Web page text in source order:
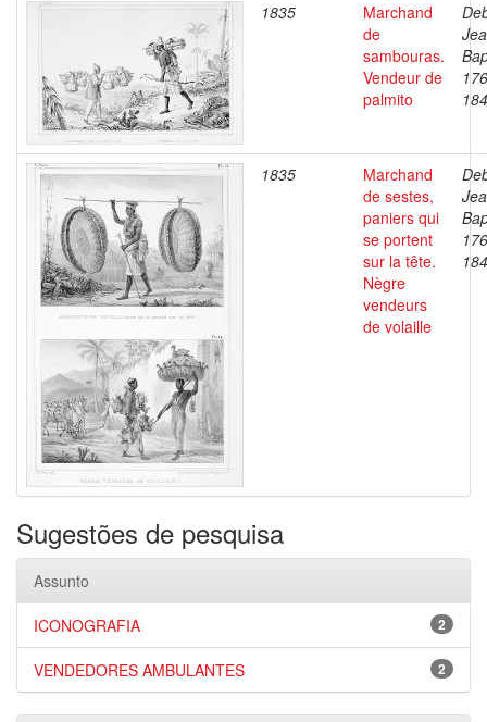
1835
Marchand
de
sambouras.
Vendeur de
palmito
1835
Marchand
de sestes,
paniers qui
se portent
sur la tête.
Nègre
vendeurs
de volaille
Sugestões de pesquisa
Assunto
2
ICONOGRAFIA
2
VENDEDORES AMBULANTES